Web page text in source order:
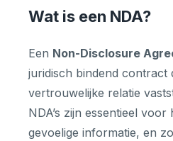
Wat is een NDA?
Een Non-Disclosure
juridisch bindend contract
vertrouwelijke relatie
NDA’s zijn essentieel
gevoelige informatie, en